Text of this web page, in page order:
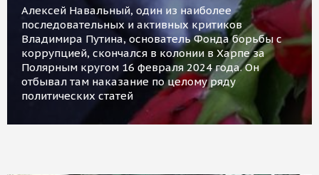
Алексей Навальный, один из наиболее
последовательных и активных критиков
Владимира Путина, основатель Фонда борьбы с
коррупцией, скончался в колонии в Харпе за
Полярным кругом 16 февраля 2024 года. Он
отбывал там наказание по целому ряду
политических статей